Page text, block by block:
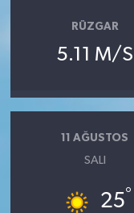
RÜZGAR
5.11 M/S
11 AĞUSTOS
SALI
25°